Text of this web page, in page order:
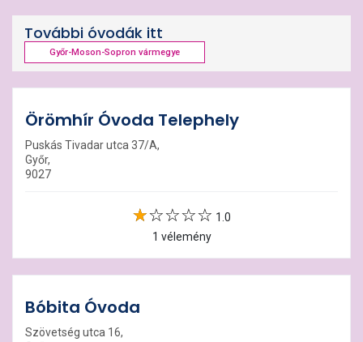
További óvodák itt
Győr-Moson-Sopron vármegye
Örömhír Óvoda Telephely
Puskás Tivadar utca 37/A,
Győr,
9027
1.0
1 vélemény
Bóbita Óvoda
Szövetség utca 16,